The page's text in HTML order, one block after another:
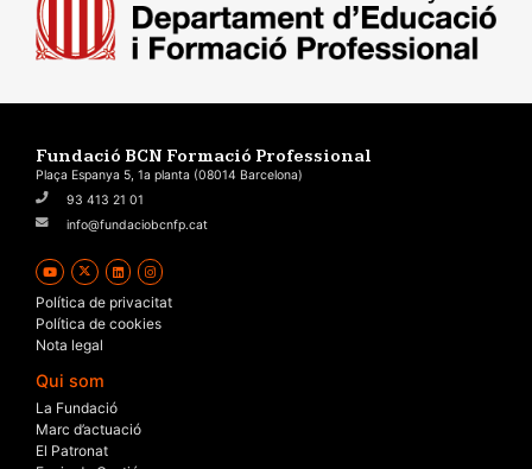
Fundació BCN Formació Professional
Plaça Espanya 5, 1a planta (08014 Barcelona)
93 413 21 01
info@fundaciobcnfp.cat
Política de privacitat
Política de cookies
Nota legal
Qui som
La Fundació
Marc d’actuació
El Patronat